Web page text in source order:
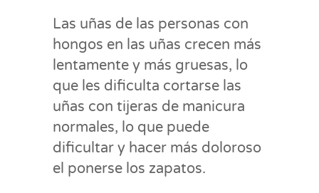
Las uñas de las personas con
hongos en las uñas crecen más
lentamente y más gruesas, lo
que les dificulta cortarse las
uñas con tijeras de manicura
normales, lo que puede
dificultar y hacer más doloroso
el ponerse los zapatos.